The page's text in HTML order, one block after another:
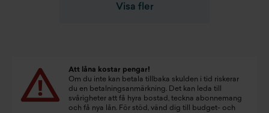
Visa fler
Att låna kostar pengar!
Om du inte kan betala tillbaka skulden i tid riskerar
du en betalningsanmärkning. Det kan leda till
svårigheter att få hyra bostad, teckna abonnemang
och få nya lån. För stöd, vänd dig till budget- och